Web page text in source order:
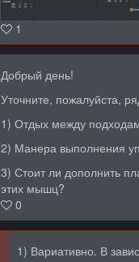
1
Добрый день!
Уточните, пожалуйста,
1) Отдых между
2) Манера выполнения
3) Стоит ли дополнить
этих мышц?
0
1) Вариативно. В